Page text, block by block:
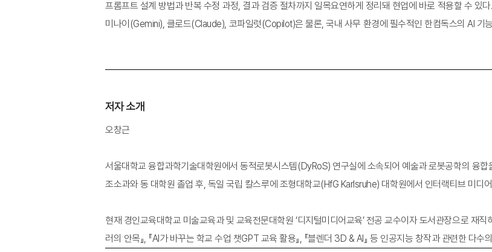
프롬프트 설계 방법과 반복 수정 과정, 결과 검증 절차까지 일목요연하게 정리돼 현업에 바로 적용할 수 있
미나이(Gemini), 클로드(Claude), 코파일럿(Copilot)은 물론, 국내 사무 환경에 필수적인 한컴독스의 AI 기
저자 소개
오창근
서울대학교 융합과학기술대학원에서 동적로봇시스템(DyRoS) 연구실에 소속되어 예술과 로봇공학의 융
조소과와 동 대학원 졸업 후, 독일 국립 칼스루에 조형대학교(HfG Karlsruhe) 대학원에서 인터랙티브 미디
현재 경인교육대학교 미술교육과 및 교육전문대학원 ‘디지털미디어교육’ 전공 교수이자 도서관장으로 재